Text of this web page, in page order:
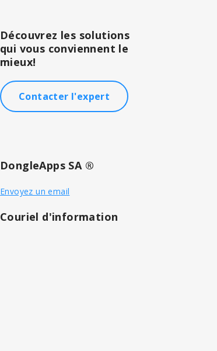
Découvrez les solutions
qui vous conviennent le
mieux!
Contacter l'expert
DongleApps SA ®
Envoyez un email
Couriel d'information